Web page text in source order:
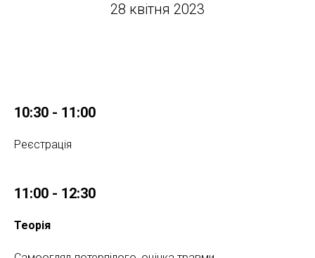
28 квітня 2023
10:30 - 11:00
Реєстрація
11:00 - 12:30
Теорія